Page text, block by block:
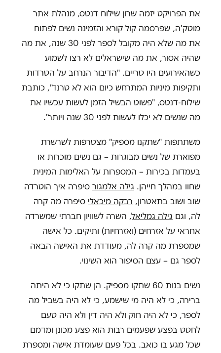
את הפרויקט יזמה שרון שילוח דנטס, מנהלת אתר
מוטק'ה, שפרסמה קול קורא והזמינה נשים לפתוח
את מה שלא היה מקובל לספר לפני 30 שנה, את מה
שהיה אסור, את מה שישראלים לא רצו לשמוע
כשהאירועים היו טריים. "הדיבור הנרחב על הטרדות
ותקיפות מיניות המתרחש כיום הוא לא טרנד", כותבת
שילוח-דנטס, "פשוט הבשיל הזמן לעשות עכשיו את
מה שנשים לא יכלו לעשות לפני 30 שנה ויותר".
משתתפות "שתקנו מספיק" מצטרפות לשרשרת
מפוארת של נשים מבוגרות – גם נשים מוכרות או
בעמדות בכירות – המספרות על האלימות המינית
שחוו במהלך חייהן. גילה אלמגור סיפרה איך הוטרדה
שוב ושוב בתאטרון, רבקה מיכאלי סיפרה מה קרה
לה, וגם גילה גמליאל, השרה לשוויון חברתי שמשרדה
אחראי על אזרחים (ואזרחיות) ותיקים. כל אישה
שמספרת מה קרה לה, מעודדת את האישה הבאה
לספר גם – עצם הסיפור הוא השינוי.
נשים בנות 60 שתקו מספיק. הן שתקו כי לא היתה
ברירה, כי לא היה מי שישמע, כי לא היה בשביל מה
לספר, כי לא היה חוק ולא היה דין ולא היה טעם
לחטט בפצע שפעמים רבות הוא פצע מכונן ומדמם
שכל מגע בו כואב. בכל פעם שעומדת אישה ומספרת